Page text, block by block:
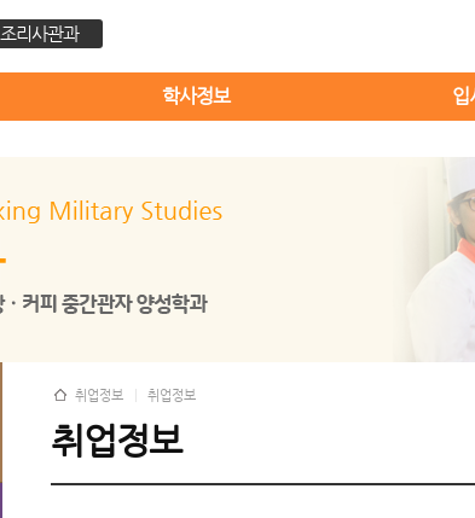
조리사관과
학사정보 입
취업정보 취업정보
취업정보